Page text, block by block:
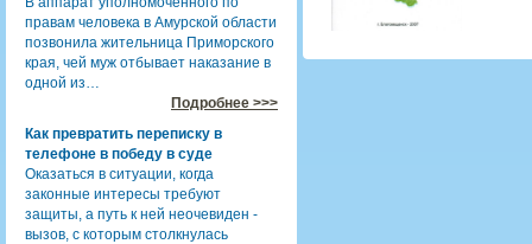
правам человека в Амурской области
позвонила жительница Приморского
края, чей муж отбывает наказание в
одной из…
Подробнее >>>
Как превратить переписку в
телефоне в победу в суде
Оказаться в ситуации, когда
законные интересы требуют
защиты, а путь к ней неочевиден -
вызов, с которым столкнулась